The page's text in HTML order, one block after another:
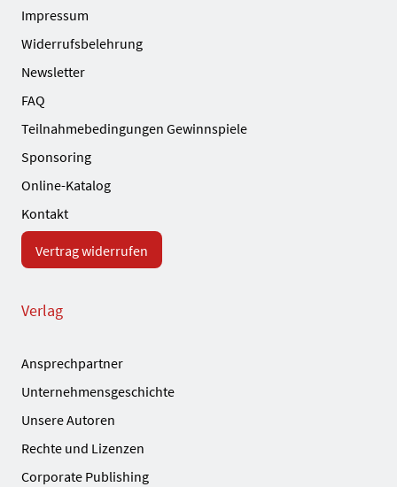
Impressum
Widerrufsbelehrung
Newsletter
FAQ
Teilnahmebedingungen Gewinnspiele
Sponsoring
Online-Katalog
Kontakt
Vertrag widerrufen
Verlag
Ansprechpartner
Unternehmensgeschichte
Unsere Autoren
Rechte und Lizenzen
Corporate Publishing